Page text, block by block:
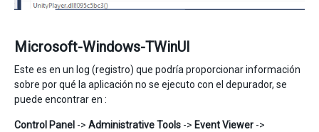
Microsoft-Windows-TWinUI
Este es en un log (registro) que podría proporcionar información
sobre por qué la aplicación no se ejecuto con el depurador, se
puede encontrar en :
Control Panel -> Administrative Tools -> Event Viewer ->